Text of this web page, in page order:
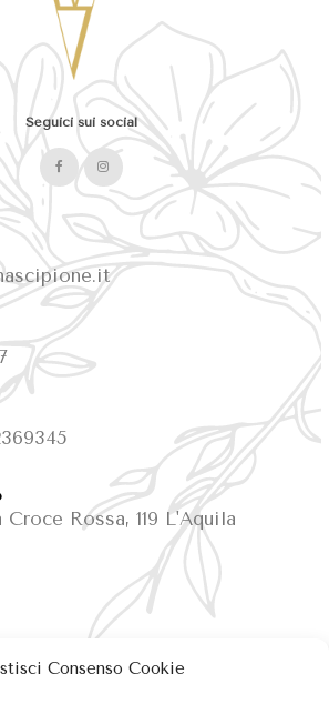
Consenso Cookie
Seguici sui social
Rossa, 119 L'Aquila